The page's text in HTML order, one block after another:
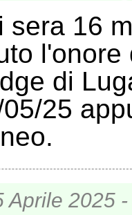
sera 16
l'onore
di
25
Aprile 2025